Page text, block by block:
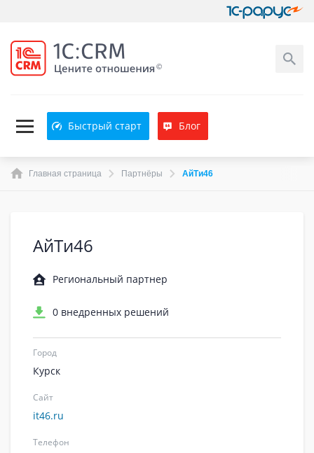
Быстрый старт Блог
Главная страница Партнёры АйТи46
АйТи46
Региональный партнер
0 внедренных решений
Город
Курск
Сайт
it46.ru
Телефон